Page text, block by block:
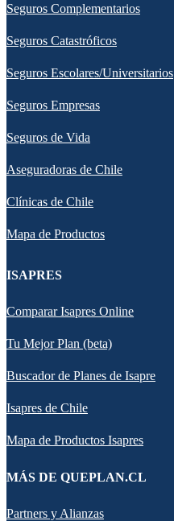
Seguros Complementarios
Seguros Catastróficos
Seguros Escolares/Universitarios
Seguros Empresas
Seguros de Vida
Aseguradoras de Chile
Clínicas de Chile
Mapa de Productos
ISAPRES
Comparar Isapres Online
Tu Mejor Plan (beta)
Buscador de Planes de Isapre
Isapres de Chile
Mapa de Productos Isapres
MÁS DE QUEPLAN.CL
Partners y Alianzas